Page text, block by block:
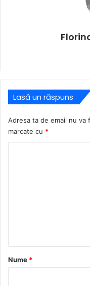
Lasă un răspuns
Adresa ta de email nu va
marcate cu *
rNume *